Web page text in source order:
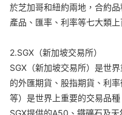
於芝加哥和紐約兩地，合約
產品、匯率、利率等七大類
2.SGX（新加坡交易所）
SGX（新加坡交易所）是世
的外匯期貨、股指期貨、利
等）是世界上重要的交易品
SGX提供的A50、鐵礦石及